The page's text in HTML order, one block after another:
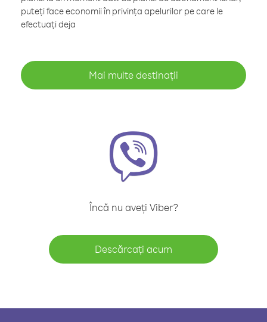
puteți face economii în privința apelurilor pe care le
efectuați deja
Mai multe destinații
Încă nu aveți Viber?
Descărcați acum